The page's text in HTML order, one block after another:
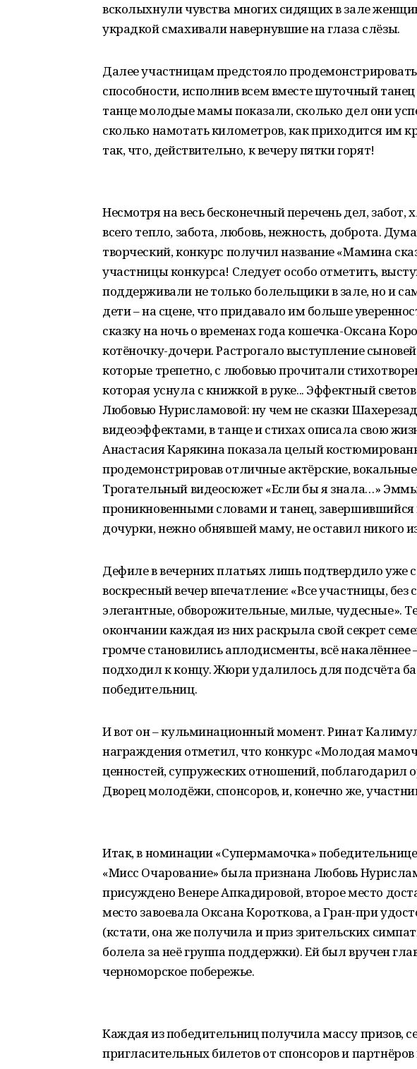
всколыхнули чувства многих сидящих в зале
украдкой смахивали навернувшие на глаза слёзы.
Далее участницам предстояло
способности, исполнив всем вместе шуточный танец
танце молодые мамы показали, сколько дел они
сколько намотать километров, как приходится им
так, что, действительно, к вечеру пятки горят!
Несмотря на весь бесконечный перечень дел, забот,
всего тепло, забота, любовь, нежность, доброта.
творческий, конкурс получил название «Мамина
участницы конкурса! Следует особо отметить,
поддерживали не только болельщики в зале, но и
дети – на сцене, что придавало им больше
сказку на ночь о временах года кошечка-Оксана
котёночку-дочери. Растрогало выступление
которые трепетно, с любовью прочитали
которая уснула с книжкой в руке... Эффектный
Любовью Нурисламовой: ну чем не сказки
видеоэффектами, в танце и стихах описала свою
Анастасия Карякина показала целый
продемонстрировав отличные актёрские,
Трогательный видеосюжет «Если бы я знала…»
проникновенными словами и танец,
дочурки, нежно обнявшей маму, не оставил никого
Дефиле в вечерних платьях лишь подтвердило уже
воскресный вечер впечатление: «Все участницы, без
элегантные, обворожительные, милые, чудесные».
окончании каждая из них раскрыла свой секрет
громче становились аплодисменты, всё накалённее
подходил к концу. Жюри удалилось для подсчёта
победительниц.
И вот он – кульминационный момент. Ринат
награждения отметил, что конкурс «Молодая
ценностей, супружеских отношений, поблагодарил
Дворец молодёжи, спонсоров, и, конечно же,
Итак, в номинации «Супермамочка»
«Мисс Очарование» была признана Любовь
присуждено Венере Апкадировой, второе место
место завоевала Оксана Короткова, а Гран-при
(кстати, она же получила и приз зрительских
болела за неё группа поддержки). Ей был вручен
черноморское побережье.
Каждая из победительниц получила массу призов,
пригласительных билетов от спонсоров и